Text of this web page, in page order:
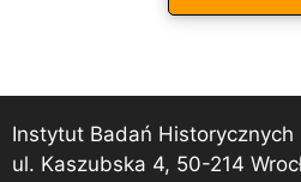
Instytut Badań Historycznych
ul. Kaszubska 4, 50-214